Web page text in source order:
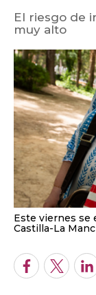
El riesgo de
muy alto
Este viernes se
Castilla-La
Facebook
Twitter